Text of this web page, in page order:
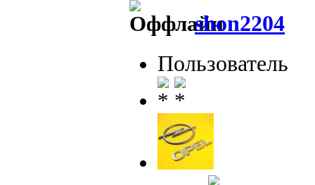
shon2204
Пользователь